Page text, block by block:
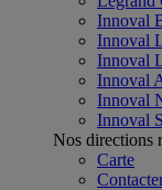
Innoval
Innoval
Innoval
Innoval
Innoval
Innoval
Nos directions
Carte